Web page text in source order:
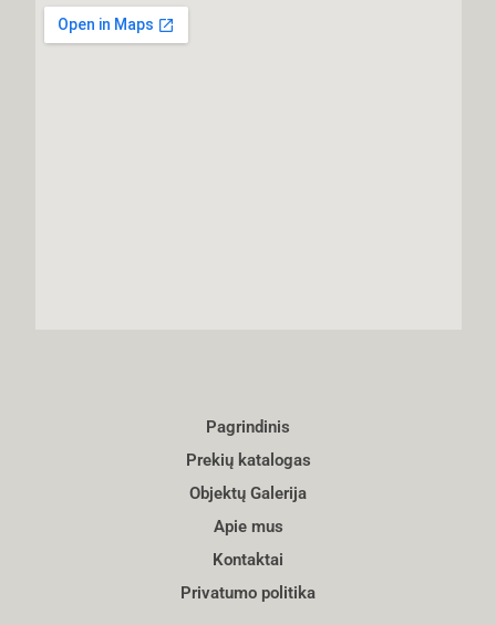
Pagrindinis
Prekių katalogas
Objektų Galerija
Apie mus
Kontaktai
Privatumo politika